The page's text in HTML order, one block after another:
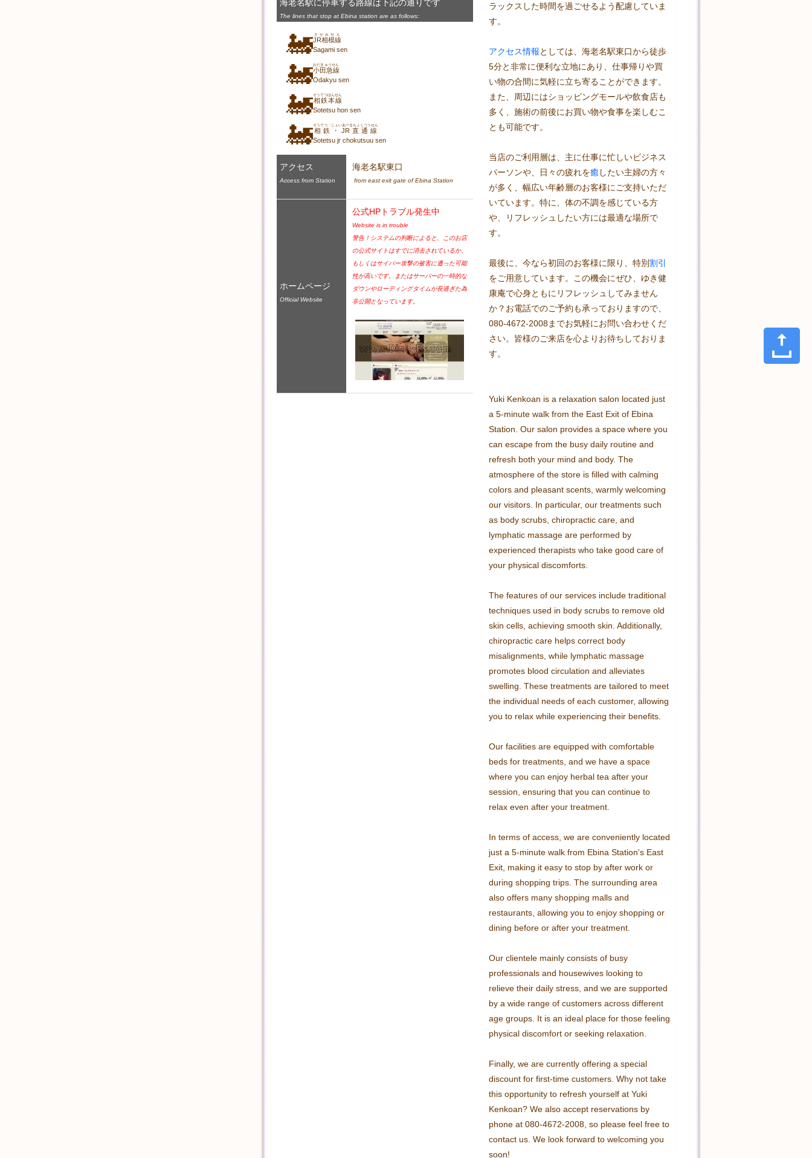
ラックスした時間を過ごせるよう配慮していま
す。
アクセス情報としては、海老名駅東口から徒歩
5分と非常に便利な立地にあり、仕事帰りや買
い物の合間に気軽に立ち寄ることができます。
また、周辺にはショッピングモールや飲食店も
多く、施術の前後にお買い物や食事を楽しむこ
とも可能です。
当店のご利用層は、主に仕事に忙しいビジネス
パーソンや、日々の疲れを癒 したい主婦の方々
が多く、幅広い年齢層のお客様にご支持いただ
いています。特に、体の不調を感じている方
や、リフレッシュしたい方には最適な場所で
す。
最後に、今なら初回のお客様に限り、特別割引
をご用意しています。この機会にぜひ、ゆき健
康庵で心身ともにリフレッシュしてみません
か？お電話でのご予約も承っておりますので、
080-4672-2008までお気軽にお問い合わせくだ
さい。皆様のご来店を心よりお待ちしておりま
す。
Yuki Kenkoan is a relaxation salon located just
a 5-minute walk from the East Exit of Ebina
Station. Our salon provides a space where you
can escape from the busy daily routine and
refresh both your mind and body. The
atmosphere of the store is filled with calming
colors and pleasant scents, warmly welcoming
our visitors. In particular, our treatments such
as body scrubs, chiropractic care, and
lymphatic massage are performed by
experienced therapists who take good care of
your physical discomforts.
The features of our services include traditional
techniques used in body scrubs to remove old
skin cells, achieving smooth skin. Additionally,
chiropractic care helps correct body
misalignments, while lymphatic massage
promotes blood circulation and alleviates
swelling. These treatments are tailored to meet
the individual needs of each customer, allowing
you to relax while experiencing their benefits.
Our facilities are equipped with comfortable
beds for treatments, and we have a space
where you can enjoy herbal tea after your
session, ensuring that you can continue to
relax even after your treatment.
In terms of access, we are conveniently located
just a 5-minute walk from Ebina Station's East
Exit, making it easy to stop by after work or
during shopping trips. The surrounding area
also offers many shopping malls and
restaurants, allowing you to enjoy shopping or
dining before or after your treatment.
Our clientele mainly consists of busy
professionals and housewives looking to
relieve their daily stress, and we are supported
by a wide range of customers across different
age groups. It is an ideal place for those feeling
physical discomfort or seeking relaxation.
Finally, we are currently offering a special
discount for first-time customers. Why not take
this opportunity to refresh yourself at Yuki
Kenkoan? We also accept reservations by
phone at 080-4672-2008, so please feel free to
contact us. We look forward to welcoming you
soon!
海老名駅に停車する路線は下記の通りです
The lines that stop at Ebina station are as follows:
🚂JR相模線
さがみせん
Sagami sen
🚂小田急線
おだきゅうせん
Odakyu sen
🚂相鉄本線
そうてつほんせん
Sotetsu hon sen
🚂相鉄・JR直通線
そうてつ・じぇいあーるちょくつうせん
Sotetsu jr chokutsuu sen
アクセス
Access from Station
海老名駅東口
from east exit gate of Ebina Station
ホームページ
Official Website
公式HPトラブル発生中
Website is in trouble
警告！システムの判断によると、このお店
の公式サイトはすでに消去されているか、
もしくはサイバー攻撃の被害に遭った可能
性が高いです。またはサーバーの一時的な
ダウンやローディングタイムが長過ぎた為
非公開となっています。